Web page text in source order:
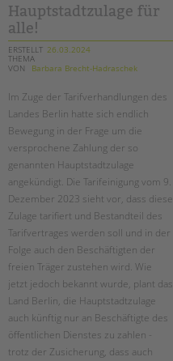
alltag
Hauptstadtzulage für
alle!
ERSTELLT 26.03.2024
THEMA
VON
Barbara Brecht-Hadraschek
Im Zuge der Tarifverhandlungen des
Landes Berlin hatte sich endlich
Bewegung in der Frage um die
versprochene Zahlung der so
genannten Hauptstadtzulage
angekündigt. Die Tarifeinigung vom 9.
Dezember 2023 sieht vor, dass diese
Zulage tarifiert und Bestandteil des
Tarifvertrages werden soll und in der
Folge auch den Beschäftigten der
freien Träger zustehen wird. Wie
jetzt jedoch bekannt wurde, plant das
Land Berlin, die Hauptstadtzulage
auch künftig nur an Beschäftigte des
öffentlichen Dienstes zu zahlen -
trotz der Zusicherung, dass auch